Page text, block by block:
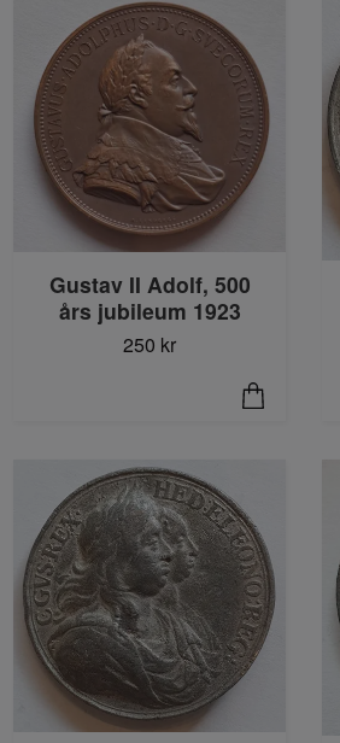
Gustav II Adolf, 500
års jubileum 1923
250 kr